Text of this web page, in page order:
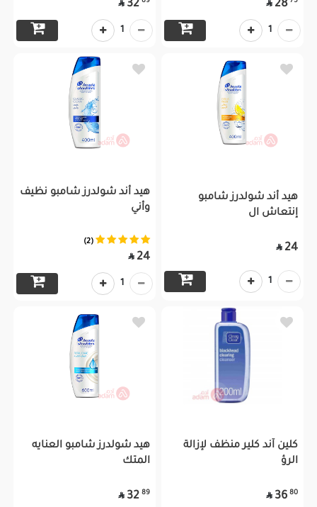
28

1
32

1
هيد أند شولدرز شامبو
إنتعاش ال
24

1
هيد أند شولدرز شامبو نظيف
وأني
(2)
24

1
كلين آند كلير منظف لإزالة
الرؤ
80
36

هيد شولدرز شامبو العنايه
المتك
89
32
